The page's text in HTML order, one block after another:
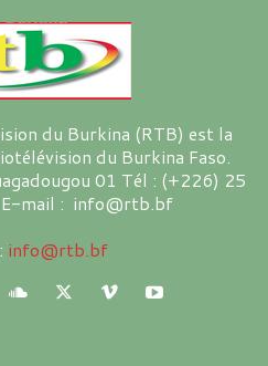
du Burkina (RTB) est la
du Burkina Faso.
01 Tél : (+226) 25
mail : info@rtb.bf
info@rtb.bf